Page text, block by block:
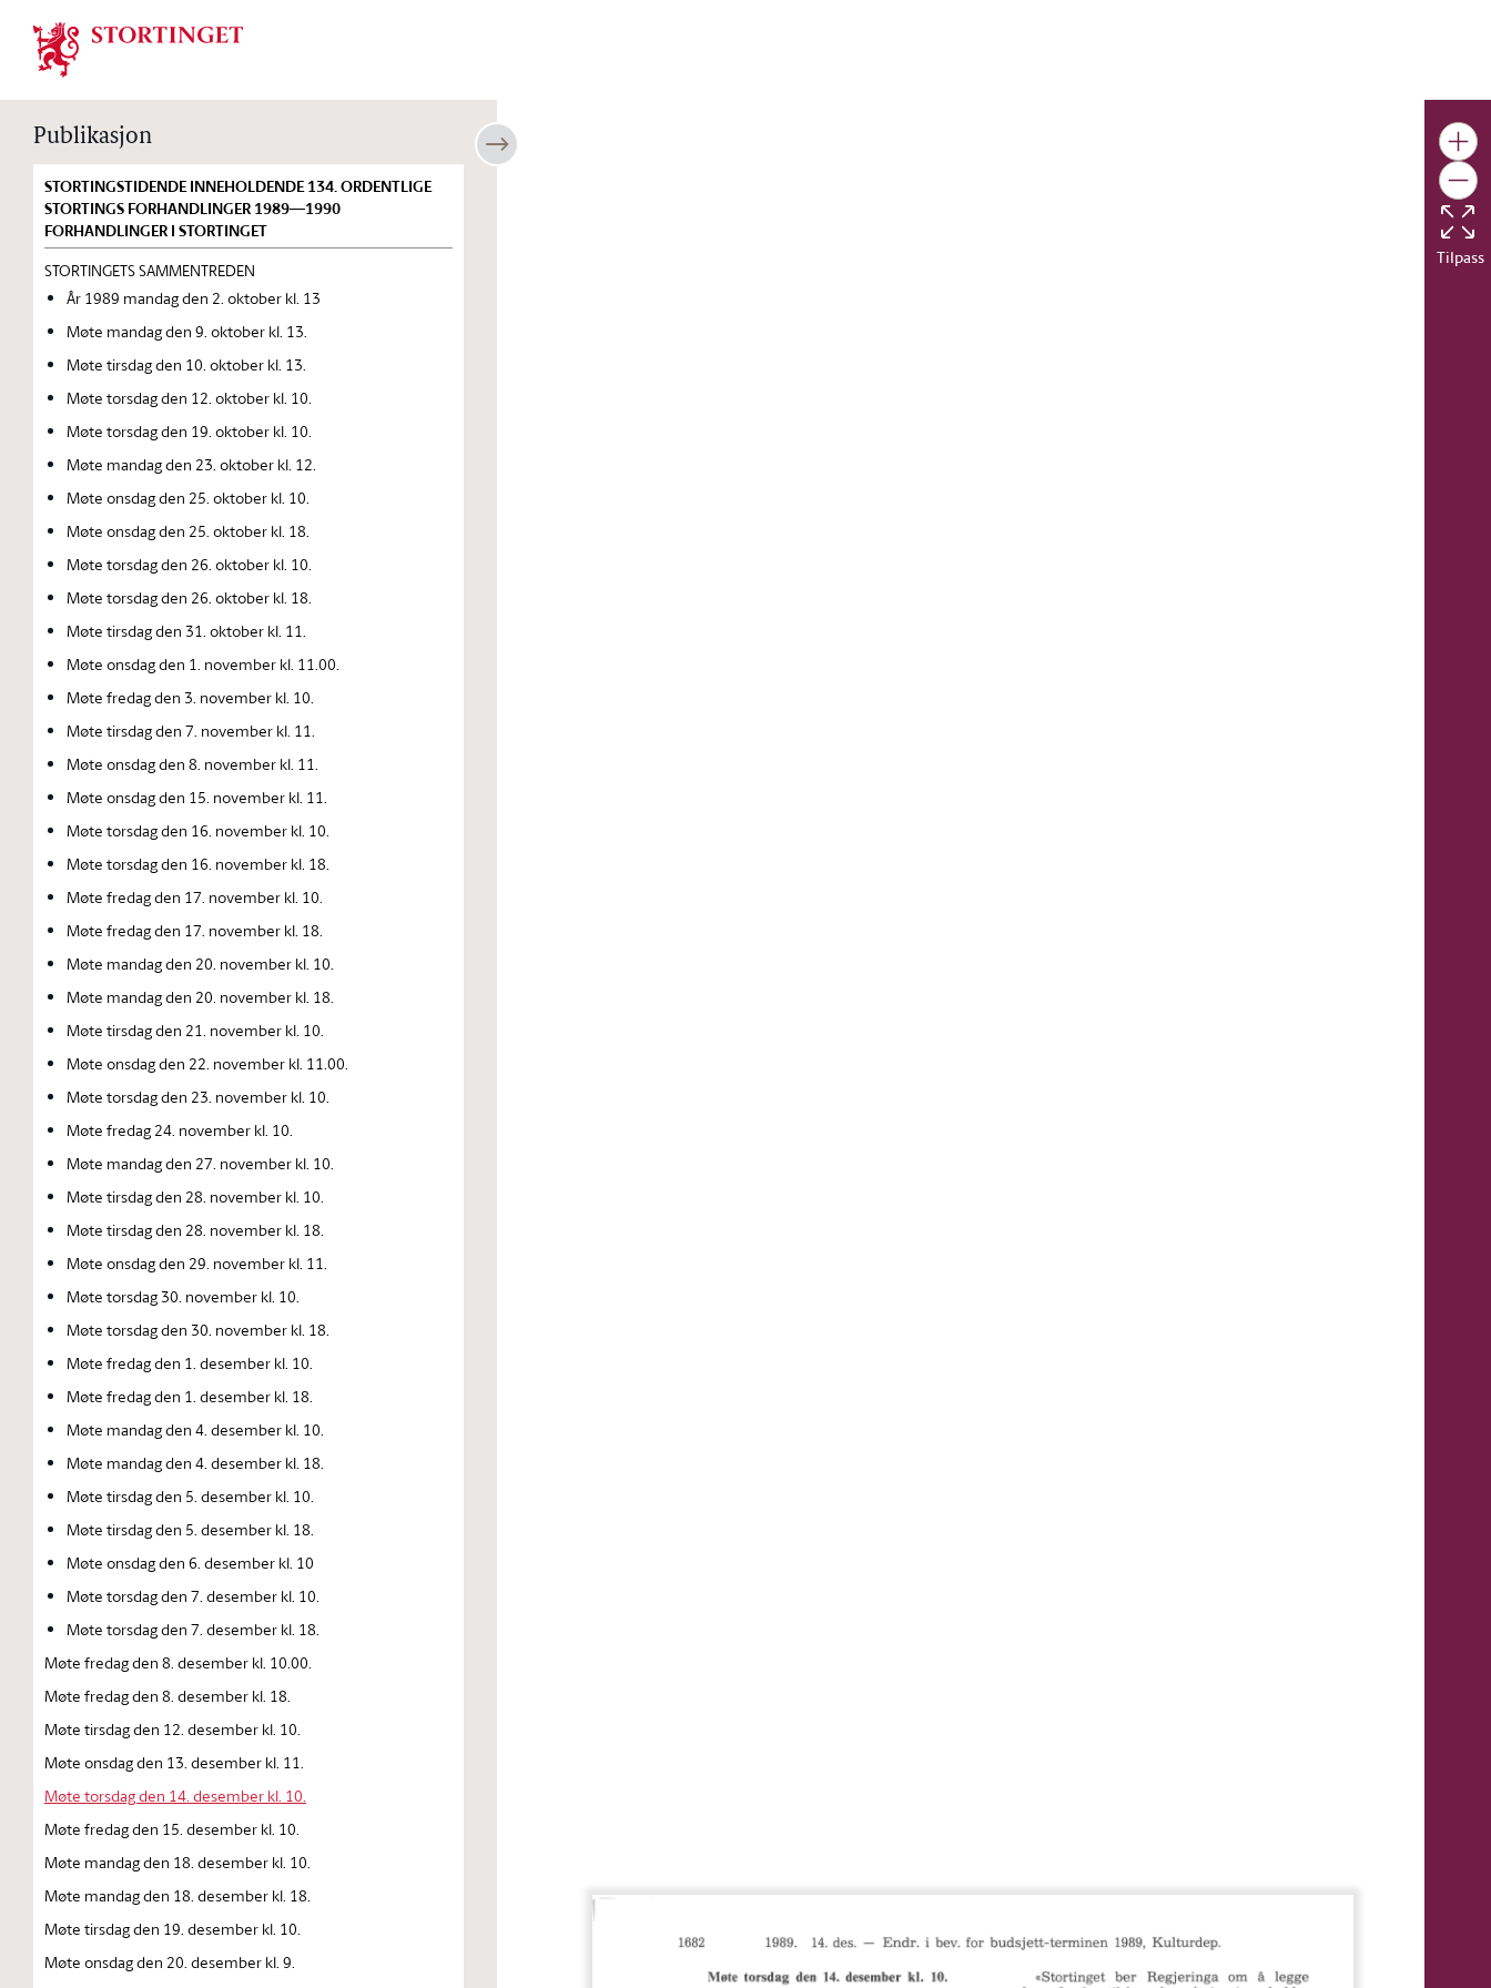
Stortinget.no
Publikasjon
STORTINGSTIDENDE INNEHOLDENDE 134. ORDENTLIGE
STORTINGS FORHANDLINGER 1989—1990
FORHANDLINGER I STORTINGET
STORTINGETS SAMMENTREDEN
År 1989 mandag den 2. oktober kl. 13
Møte mandag den 9. oktober kl. 13.
Møte tirsdag den 10. oktober kl. 13.
Møte torsdag den 12. oktober kl. 10.
Møte torsdag den 19. oktober kl. 10.
Møte mandag den 23. oktober kl. 12.
Møte onsdag den 25. oktober kl. 10.
Møte onsdag den 25. oktober kl. 18.
Møte torsdag den 26. oktober kl. 10.
Møte torsdag den 26. oktober kl. 18.
Møte tirsdag den 31. oktober kl. 11.
Møte onsdag den 1. november kl. 11.00.
Møte fredag den 3. november kl. 10.
Møte tirsdag den 7. november kl. 11.
Møte onsdag den 8. november kl. 11.
Møte onsdag den 15. november kl. 11.
Møte torsdag den 16. november kl. 10.
Møte torsdag den 16. november kl. 18.
Møte fredag den 17. november kl. 10.
Møte fredag den 17. november kl. 18.
Møte mandag den 20. november kl. 10.
Møte mandag den 20. november kl. 18.
Møte tirsdag den 21. november kl. 10.
Møte onsdag den 22. november kl. 11.00.
Møte torsdag den 23. november kl. 10.
Møte fredag 24. november kl. 10.
Møte mandag den 27. november kl. 10.
Møte tirsdag den 28. november kl. 10.
Møte tirsdag den 28. november kl. 18.
Møte onsdag den 29. november kl. 11.
Møte torsdag 30. november kl. 10.
Møte torsdag den 30. november kl. 18.
Møte fredag den 1. desember kl. 10.
Møte fredag den 1. desember kl. 18.
Møte mandag den 4. desember kl. 10.
Møte mandag den 4. desember kl. 18.
Møte tirsdag den 5. desember kl. 10.
Møte tirsdag den 5. desember kl. 18.
Møte onsdag den 6. desember kl. 10
Møte torsdag den 7. desember kl. 10.
Møte torsdag den 7. desember kl. 18.
Møte fredag den 8. desember kl. 10.00.
Møte fredag den 8. desember kl. 18.
Møte tirsdag den 12. desember kl. 10.
Møte onsdag den 13. desember kl. 11.
Møte torsdag den 14. desember kl. 10.
Møte fredag den 15. desember kl. 10.
Møte mandag den 18. desember kl. 10.
Møte mandag den 18. desember kl. 18.
Møte tirsdag den 19. desember kl. 10.
Møte onsdag den 20. desember kl. 9.